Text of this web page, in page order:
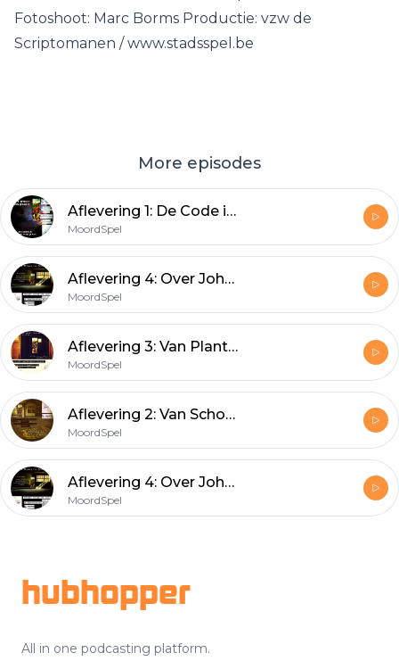
Fotoshoot: Marc Borms Productie: vzw de
Scriptomanen / www.stadsspel.be
More episodes
Aflevering 1: De Code in de Dummy
MoordSpel
Aflevering 4: Over John F., Monsieur Arsène en een Urbex Expeditie
MoordSpel
Aflevering 3: Van Plantexel tot Huduka (& de 14de brief)
MoordSpel
Aflevering 2: Van Schotte tot... Plantexel
MoordSpel
Aflevering 4: Over John F., Monsieur Arsène en een Urbex Expeditie
MoordSpel
hubhopper
All in one podcasting platform.